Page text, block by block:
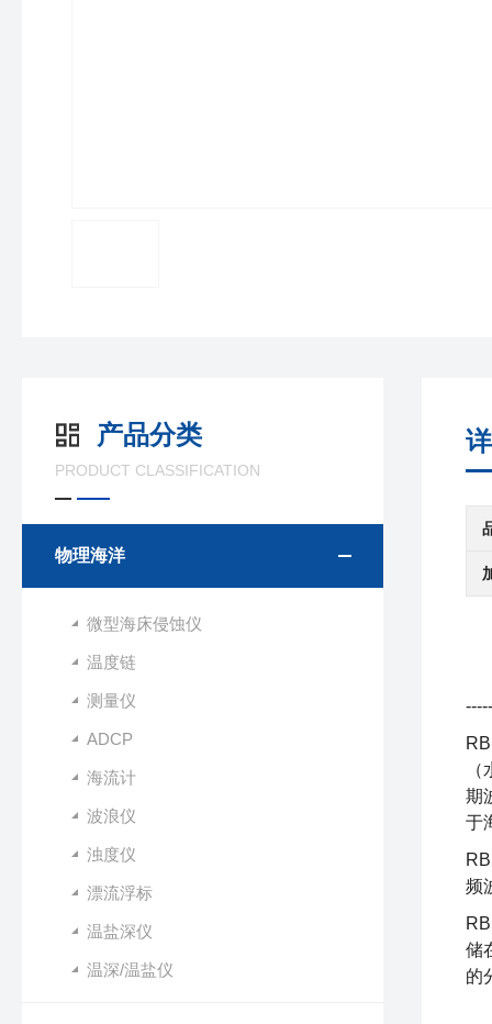
产品分类
PRODUCT CLASSIFICATION
物理海洋
微型海床侵蚀仪
温度链
测量仪
ADCP
海流计
波浪仪
浊度仪
漂流浮标
温盐深仪
温深/温盐仪
期
于
频
储
的